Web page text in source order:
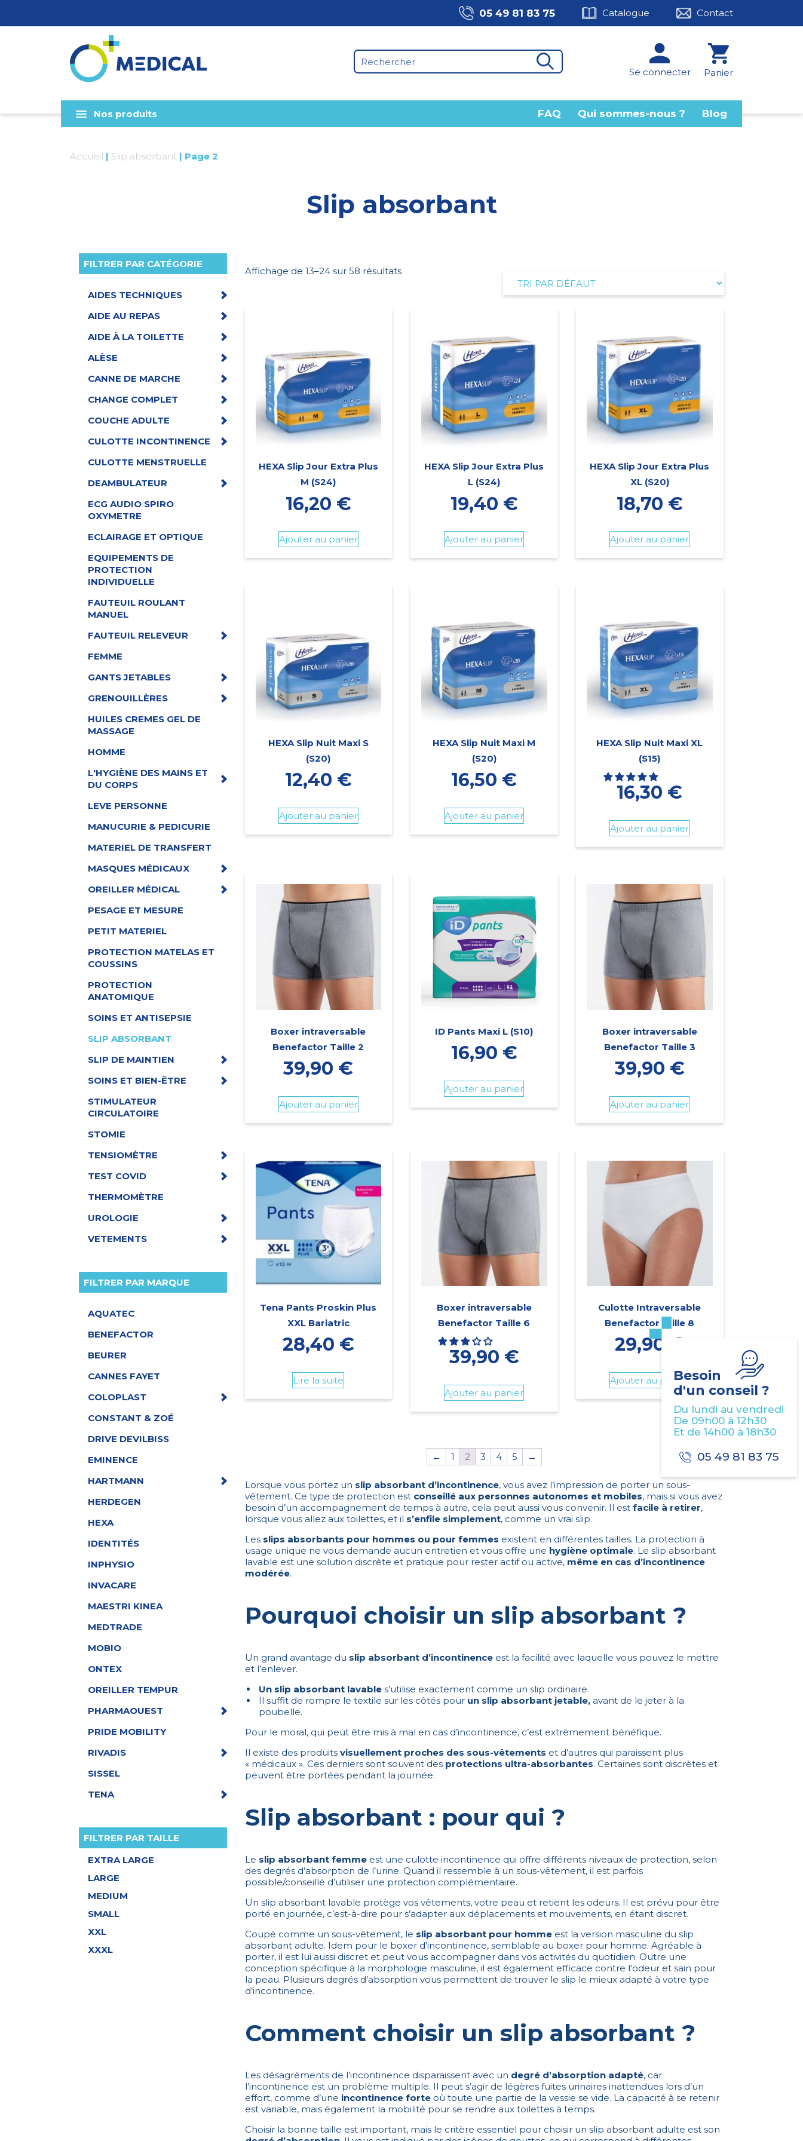
05 49 81 83 75 Catalogue Contact
Se connecter Panier
Nos produits FAQ Qui sommes-nous ? Blog
Accueil | Slip absorbant | Page 2
Besoin
d'un conseil ?
Du lundi au vendredi
De 09h00 à 12h30
Et de 14h00 à 18h30
05 49 81 83 75
Slip absorbant
FILTRER PAR CATÉGORIE
AIDES TECHNIQUES
AIDE AU REPAS
AIDE À LA TOILETTE
ALÈSE
CANNE DE MARCHE
CHANGE COMPLET
COUCHE ADULTE
CULOTTE INCONTINENCE
CULOTTE MENSTRUELLE
DEAMBULATEUR
ECG AUDIO SPIRO
OXYMETRE
ECLAIRAGE ET OPTIQUE
EQUIPEMENTS DE
PROTECTION
INDIVIDUELLE
FAUTEUIL ROULANT
MANUEL
FAUTEUIL RELEVEUR
FEMME
GANTS JETABLES
GRENOUILLÈRES
HUILES CREMES GEL DE
MASSAGE
HOMME
L'HYGIÈNE DES MAINS ET
DU CORPS
LEVE PERSONNE
MANUCURIE & PEDICURIE
MATERIEL DE TRANSFERT
MASQUES MÉDICAUX
OREILLER MÉDICAL
PESAGE ET MESURE
PETIT MATERIEL
PROTECTION MATELAS ET
COUSSINS
PROTECTION
ANATOMIQUE
SOINS ET ANTISEPSIE
SLIP ABSORBANT
SLIP DE MAINTIEN
SOINS ET BIEN-ÊTRE
STIMULATEUR
CIRCULATOIRE
STOMIE
TENSIOMÈTRE
TEST COVID
THERMOMÈTRE
UROLOGIE
VETEMENTS
FILTRER PAR MARQUE
AQUATEC
BENEFACTOR
BEURER
CANNES FAYET
COLOPLAST
CONSTANT & ZOÉ
DRIVE DEVILBISS
EMINENCE
HARTMANN
HERDEGEN
HEXA
IDENTITÉS
INPHYSIO
INVACARE
MAESTRI KINEA
MEDTRADE
MOBIO
ONTEX
OREILLER TEMPUR
PHARMAOUEST
PRIDE MOBILITY
RIVADIS
SISSEL
TENA
FILTRER PAR TAILLE
EXTRA LARGE
LARGE
MEDIUM
SMALL
XXL
XXXL
Affichage de 13–24 sur 58 résultats
HEXA Slip Jour Extra Plus
M (S24)
16,20 €
Ajouter au panier
HEXA Slip Jour Extra Plus
L (S24)
19,40 €
Ajouter au panier
HEXA Slip Jour Extra Plus
XL (S20)
18,70 €
Ajouter au panier
HEXA Slip Nuit Maxi S
(S20)
12,40 €
Ajouter au panier
HEXA Slip Nuit Maxi M
(S20)
16,50 €
Ajouter au panier
HEXA Slip Nuit Maxi XL
(S15)
16,30 €
Ajouter au panier
Boxer intraversable
Benefactor Taille 2
39,90 €
Ajouter au panier
ID Pants Maxi L (S10)
16,90 €
Ajouter au panier
Boxer intraversable
Benefactor Taille 3
39,90 €
Ajouter au panier
Tena Pants Proskin Plus
XXL Bariatric
28,40 €
Lire la suite
Boxer intraversable
Benefactor Taille 6
39,90 €
Ajouter au panier
Culotte Intraversable
Benefactor taille 8
29,90 €
Ajouter au panier
← 1 2 3 4 5 →
Lorsque vous portez un slip absorbant d’incontinence, vous avez l’impression de porter un sous-
vêtement. Ce type de protection est conseillé aux personnes autonomes et mobiles, mais si vous avez
besoin d’un accompagnement de temps à autre, cela peut aussi vous convenir. Il est facile à retirer,
lorsque vous allez aux toilettes, et il s’enfile simplement, comme un vrai slip.
Les slips absorbants pour hommes ou pour femmes existent en différentes tailles. La protection à
usage unique ne vous demande aucun entretien et vous offre une hygiène optimale. Le slip absorbant
lavable est une solution discrète et pratique pour rester actif ou active, même en cas d’incontinence
modérée.
Pourquoi choisir un slip absorbant ?
Un grand avantage du slip absorbant d’incontinenceest la facilité avec laquelle vous pouvez le mettre
et l’enlever.
Un slip absorbant lavables’utilise exactement comme un slip ordinaire.
Il suffit de rompre le textile sur les côtés pourun slip absorbant jetable,avant de le jeter à la
poubelle.
Pour le moral, qui peut être mis à mal en cas d’incontinence, c’est extrêmement bénéfique.
Il existe des produits visuellement proches des sous-vêtements et d’autres qui paraissent plus
« médicaux ». Ces derniers sont souvent des protections ultra-absorbantes. Certaines sont discrètes et
peuvent être portées pendant la journée.
Slip absorbant : pour qui ?
Le slip absorbant femmeest une culotte incontinence qui offre différents niveaux de protection, selon
des degrés d’absorption de l’urine. Quand il ressemble à un sous-vêtement, il est parfois
possible/conseillé d’utiliser une protection complémentaire.
Un slip absorbant lavable protège vos vêtements, votre peau et retient les odeurs. Il est prévu pour être
porté en journée, c’est-à-dire pour s’adapter aux déplacements et mouvements, en étant discret.
Coupé comme un sous-vêtement, le slip absorbant pour hommeest la version masculine du slip
absorbant adulte. Idem pour le boxer d’incontinence, semblable au boxer pour homme. Agréable à
porter, il est lui aussi discret et peut vous accompagner dans vos activités du quotidien. Outre une
conception spécifique à la morphologie masculine, il est également efficace contre l’odeur et sain pour
la peau. Plusieurs degrés d’absorption vous permettent de trouver le slip le mieux adapté à votre type
d’incontinence.
Comment choisir un slip absorbant ?
Les désagréments de l’incontinence disparaissent avec un degré d’absorption adapté, car
l’incontinence est un problème multiple. Il peut s’agir de légères fuites urinaires inattendues lors d’un
effort, comme d’une incontinence forteoù toute une partie de la vessie se vide. La capacité à se retenir
est variable, mais également la mobilité pour se rendre aux toilettes à temps.
Choisir la bonne taille est important, mais le critère essentiel pour choisir un slip absorbant adulte est son